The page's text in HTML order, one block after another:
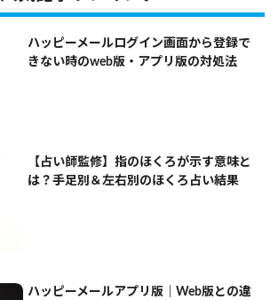
ハッピーメールログイン画面から登録で
きない時のweb版・アプリ版の対処法
【占い師監修】指のほくろが示す意味と
は？手足別＆左右別のほくろ占い結果
ハッピーメールアプリ版｜Web版との違